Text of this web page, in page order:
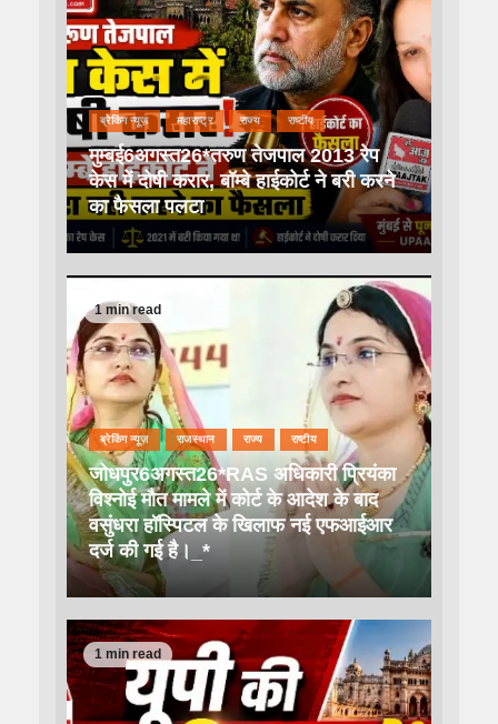
ब्रेकिंग न्यूज़ महाराष्ट्र राज्य राष्टीय
मुम्बई6अगस्त26*तरुण तेजपाल 2013 रेप
केस में दोषी करार, बॉम्बे हाईकोर्ट ने बरी करने
का फैसला पलटा
1 min read
ब्रेकिंग न्यूज़ राजस्थान राज्य राष्टीय
जोधपुर6अगस्त26*RAS अधिकारी प्रियंका
विश्नोई मौत मामले में कोर्ट के आदेश के बाद
वसुंधरा हॉस्पिटल के खिलाफ नई एफआईआर
दर्ज की गई है।_*
1 min read